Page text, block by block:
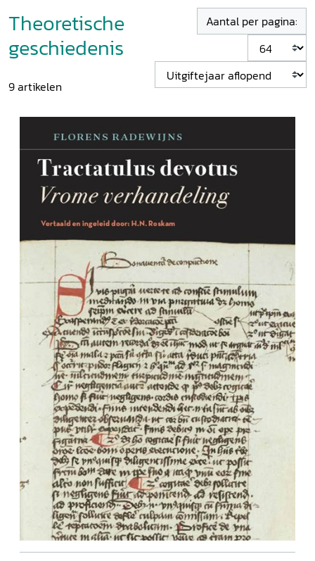
Theoretische
geschiedenis
9artikelen
Aantal per pagina: